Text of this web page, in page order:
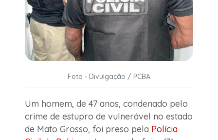
Foto - Divulgação / PCBA
Um homem, de 47 anos, condenado pelo
crime de estupro de vulnerável no estado
de Mato Grosso, foi preso pela Polícia